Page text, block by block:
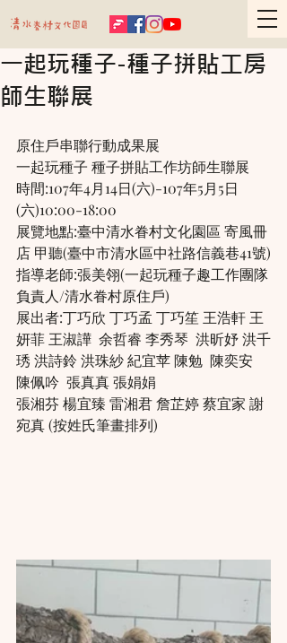
一起玩種子-種子拼貼工房
師生聯展
原住戶串聯行動成果展
一起玩種子 種子拼貼工作坊師生聯展
時間:107年4月14日(六)-107年5月5日
(六)10:00-18:00
展覽地點:臺中清水眷村文化園區 寄風冊
店 甲聽(臺中市清水區中社路信義巷41號)
指導老師:張美翎(一起玩種子趣工作團隊
負責人/清水眷村原住戶)
展出者:丁巧欣 丁巧孟 丁巧笙 王浩軒 王
妍菲 王淑譁  余哲睿 李秀琴  洪昕妤 洪千
琇 洪詩鈴 洪珠紗 紀宜苹 陳勉  陳奕安
陳佩吟  張真真 張娟娟
張湘芬 楊宜臻 雷湘君 詹芷婷 蔡宜家 謝
宛真 (按姓氏筆畫排列)